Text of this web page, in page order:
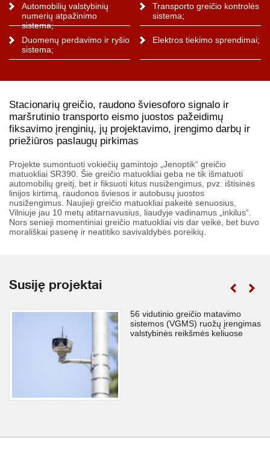
Automobilių valstybinių
numerių atpažinimo
sistema;
Transporto greičio kontrolės
sistema;
Duomenų perdavimo ir ryšio
sistema;
Elektros tiekimo sprendimai;
Stacionarių greičio, raudono šviesoforo signalo ir
maršrutinio transporto eismo juostos pažeidimų
fiksavimo įrenginių, jų projektavimo, įrengimo darbų ir
priežiūros paslaugų pirkimas
Projekte sumontuoti vokiečių gamintojo „Jenoptik“ greičio
matuokliai SR390. Šie greičio matuokliai geba ne tik išmatuoti
automobilių greitį, bet ir fiksuoti kitus nusižengimus, pvz. ištisinės
linijos kirtimą, raudonos šviesos ir autobusų juostos
nusižengimus. Naujieji greičio matuokliai pakeitė senuosius,
Vilniuje jau 10 metų atitarnavusius, liaudyje vadinamus „inkilus“.
Nors senieji momentiniai greičio matuokliai vis dar veikė, bet buvo
morališkai pasenę ir neatitiko savivaldybės poreikių.
Susiję projektai
56 vidutinio greičio matavimo
sistemos (VGMS) ruožų įrengimas
valstybinės reikšmės keliuose